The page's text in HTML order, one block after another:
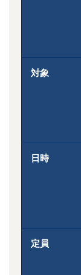
対象
日時
定員